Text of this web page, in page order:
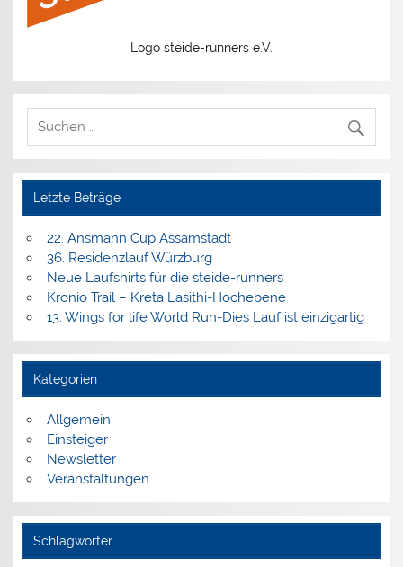
Logo steide-runners e.V.
Letzte Beträge
22. Ansmann Cup Assamstadt
36. Residenzlauf Würzburg
Neue Laufshirts für die steide-runners
Kronio Trail – Kreta Lasithi-Hochebene
13. Wings for life World Run-Dies Lauf ist einzigartig
Kategorien
Allgemein
Einsteiger
Newsletter
Veranstaltungen
Schlagwörter